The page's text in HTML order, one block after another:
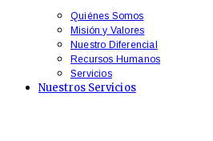
Quiénes Somos
Misión y Valores
Nuestro Diferencial
Recursos Humanos
Servicios
Nuestros Servicios